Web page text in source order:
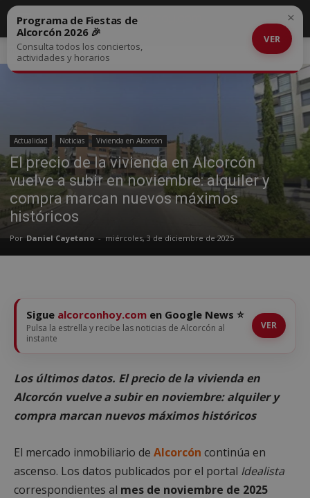
Inicio Actualidad
Actualidad Noticias Vivienda en Alcorcón
El precio de la vivienda en Alcorcón
vuelve a subir en noviembre: alquiler y
compra marcan nuevos máximos
históricos
Por Daniel Cayetano - miércoles, 3 de diciembre de 2025
Programa de Fiestas de
Alcorcón 2026 🎉
Consulta todos los conciertos,
actividades y horarios
VER
×
Sigue alcorconhoy.com en Google News ⭐
Pulsa la estrella y recibe las noticias de Alcorcón al
instante
VER
Los últimos datos. El precio de la vivienda en
Alcorcón vuelve a subir en noviembre: alquiler y
compra marcan nuevos máximos históricos
El mercado inmobiliario de Alcorcón continúa en
ascenso. Los datos publicados por el portal Idealista
correspondientes al mes de noviembre de 2025